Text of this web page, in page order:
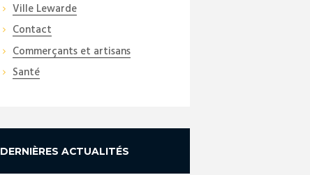
Ville Lewarde
Contact
Commerçants et artisans
Santé
DERNIÈRES ACTUALITÉS